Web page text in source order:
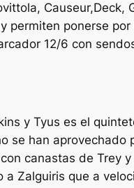
permiten ponerse
12/6 con
y Tyus es el
se han aprovechado
canastas de Trey
Zalguiris que a